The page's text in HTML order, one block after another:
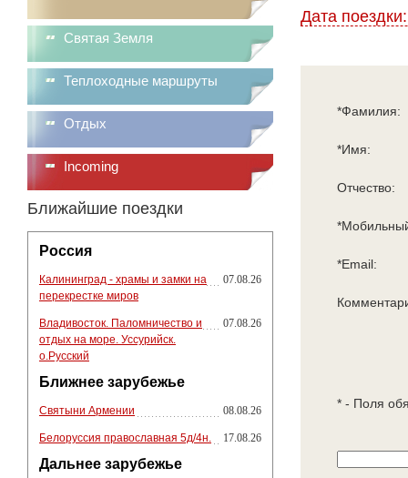
Святая Земля
Теплоходные маршруты
Отдых
Incoming
Ближайшие поездки
Россия
Калининград - храмы и замки на
перекрестке миров
07.08.26
Владивосток. Паломничество и
отдых на море. Уссурийск.
о.Русский
07.08.26
Ближнее зарубежье
Святыни Армении 08.08.26
Белоруссия православная 5д/4н. 17.08.26
Дальнее зарубежье
Дата
*Фамилия:
*Имя:
Отчество:
*Email:
* - Поля